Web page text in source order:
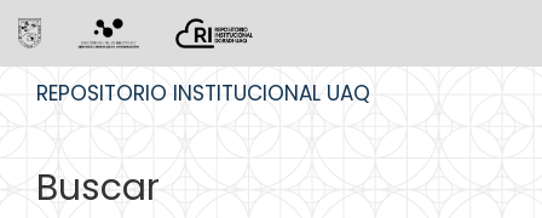
REPOSITORIO INSTITUCIONAL UAQ
Buscar